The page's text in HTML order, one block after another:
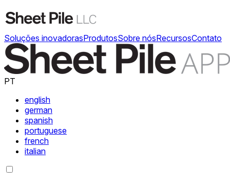
Soluções inovadorasProdutosSobre nósRecursosContato
PT
english
german
spanish
portuguese
french
italian